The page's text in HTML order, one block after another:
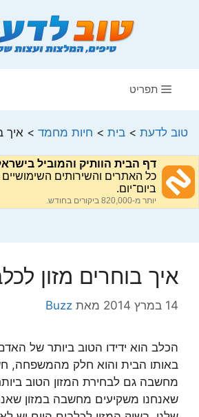
תפריט
טוב לדעת > בית > חיות מחמד > איך
איך בוחרים מזון
14 במרץ 2014 מאת Buzz
הכלב הוא ידידו הטוב ביותר של
באותו הבית והוא חלק מהמשפחה,
מחשבה גם לבחירת המזון הטוב
שאנחנו משקיעים מחשבה במזון